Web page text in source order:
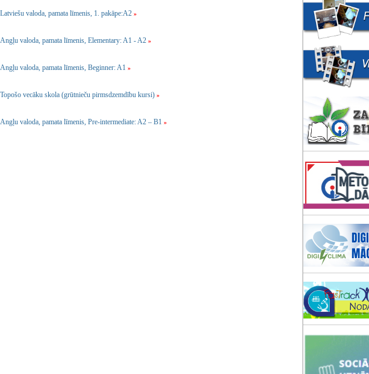
Latviešu valoda, pamata līmenis, 1. pakāpe:A2 »
Angļu valoda, pamata līmenis, Elementary: A1 - A2 »
Angļu valoda, pamata līmenis, Beginner: A1 »
Topošo vecāku skola (grūtnieču pirmsdzemdību kursi) »
Angļu valoda, pamata līmenis, Pre-intermediate: A2 – B1 »